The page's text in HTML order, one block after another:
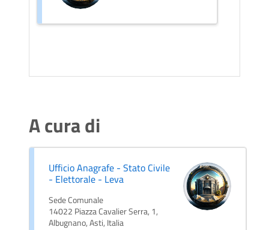
A cura di
Ufficio Anagrafe - Stato Civile
- Elettorale - Leva
Sede Comunale
14022 Piazza Cavalier Serra, 1,
Albugnano, Asti, Italia